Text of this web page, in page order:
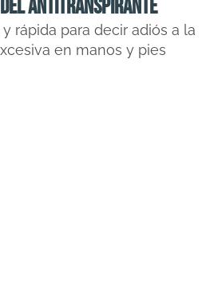
ANTITRANSPIRANTE
rápida para decir adiós a la
en manos y pies